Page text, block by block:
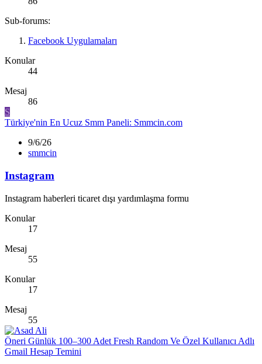
Sub-forums:
Facebook Uygulamaları
Konular
44
Mesaj
86
S
Türkiye'nin En Ucuz Smm Paneli: Smmcin.com
9/6/26
smmcin
Instagram
Instagram haberleri ticaret dışı yardımlaşma formu
Konular
17
Mesaj
55
Konular
17
Mesaj
55
Öneri Günlük 100–300 Adet Fresh Random Ve Özel Kullanıcı Adlı
Gmail Hesap Temini